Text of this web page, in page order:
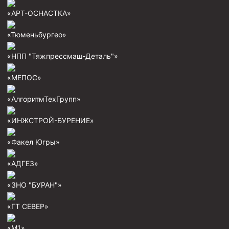
Пробки цементировочные
Скребки корончатые СК и тросовые СТ
Башмаки колонные
Инструмент для бурения и КРС (ловильный, аварийный)
Перья для резки кабеля
Шаблоны колонные
Пауки механические
Желонки
«АРТ-ОСНАСТКА»
«Тюменьбургео»
«НПП "Тяжпрессмаш-Деталь"»
«МЕПОС»
«АлгоритмТехГрупп»
«ИНЖСТРОЙ-БУРЕНИЕ»
«Факел Югры»
«АДГЕЗ»
«ЗНО "БУРАН"»
«ГТ СЕВЕР»